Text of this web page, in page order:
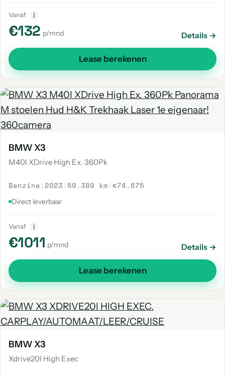
Vanaf i
€132 p/mnd Details →
Lease berekenen
BMW X3
M40I XDrive High Ex. 360Pk
Benzine | 2023 | 59.389 km |€74.875
Direct leverbaar
Vanaf i
€1011 p/mnd Details →
Lease berekenen
BMW X3
Xdrive20I High Exec